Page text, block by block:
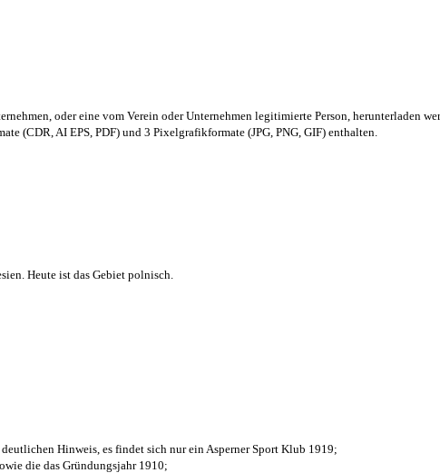
oder eine vom Verein oder Unternehmen legitimierte Person, herunterladen
(CDR, AI EPS, PDF) und 3 Pixelgrafikformate (JPG, PNG, GIF) enthalten.
Heute ist das Gebiet polnisch.
Hinweis, es findet sich nur ein Asperner Sport Klub 1919;
die das Gründungsjahr 1910;